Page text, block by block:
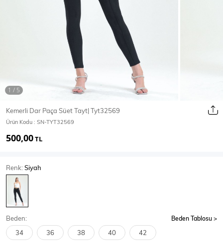
Mont & Kaban Yağmurluk
T-Shirt
Body
SPOR GİYİM
Kemerli Dar Paça Süet Tayt| Tyt32569
Ürün Kodu : SN-TYT32569
500,00TL
Renk:Siyah
Beden: Beden Tablosu
34 36 38 40 42